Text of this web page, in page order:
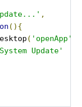
,
(){
( 'openApp'
Update'